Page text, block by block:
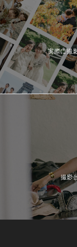
実際に撮
撮影